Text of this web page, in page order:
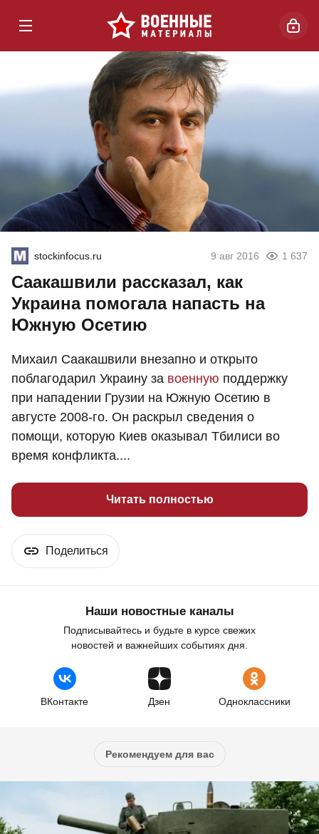
stockinfocus.ru 9 авг 2016 1 637
Саакашвили рассказал, как
Украина помогала напасть на
Южную Осетию
Михаил Саакашвили внезапно и открыто
поблагодарил Украину за военную поддержку
при нападении Грузии на Южную Осетию в
августе 2008-го. Он раскрыл сведения о
помощи, которую Киев оказывал Тбилиси во
время конфликта....
Читать полностью
Поделиться
Наши новостные каналы
Подписывайтесь и будьте в курсе свежих
новостей и важнейших событиях дня.
ВКонтакте Дзен Одноклассники
Рекомендуем для вас